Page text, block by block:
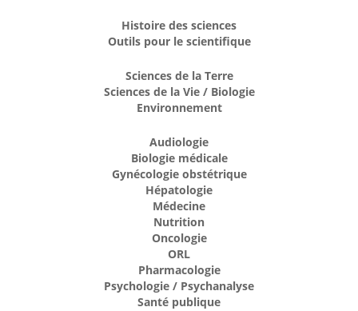
Histoire des sciences
Outils pour le scientifique
Sciences de la Terre
Sciences de la Vie / Biologie
Environnement
Audiologie
Biologie médicale
Gynécologie obstétrique
Hépatologie
Médecine
Nutrition
Oncologie
ORL
Pharmacologie
Psychologie / Psychanalyse
Santé publique